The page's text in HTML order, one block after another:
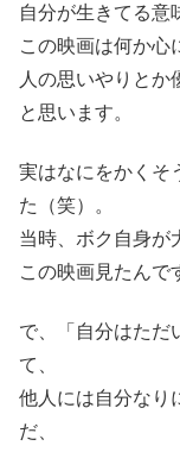
自分が生きてる意
この映画は何か心
人の思いやりとか
と思います。
実はなにをかくそ
た（笑）。
当時、ボク自身が
この映画見たんで
で、「自分はただ
て、
他人には自分なり
だ、